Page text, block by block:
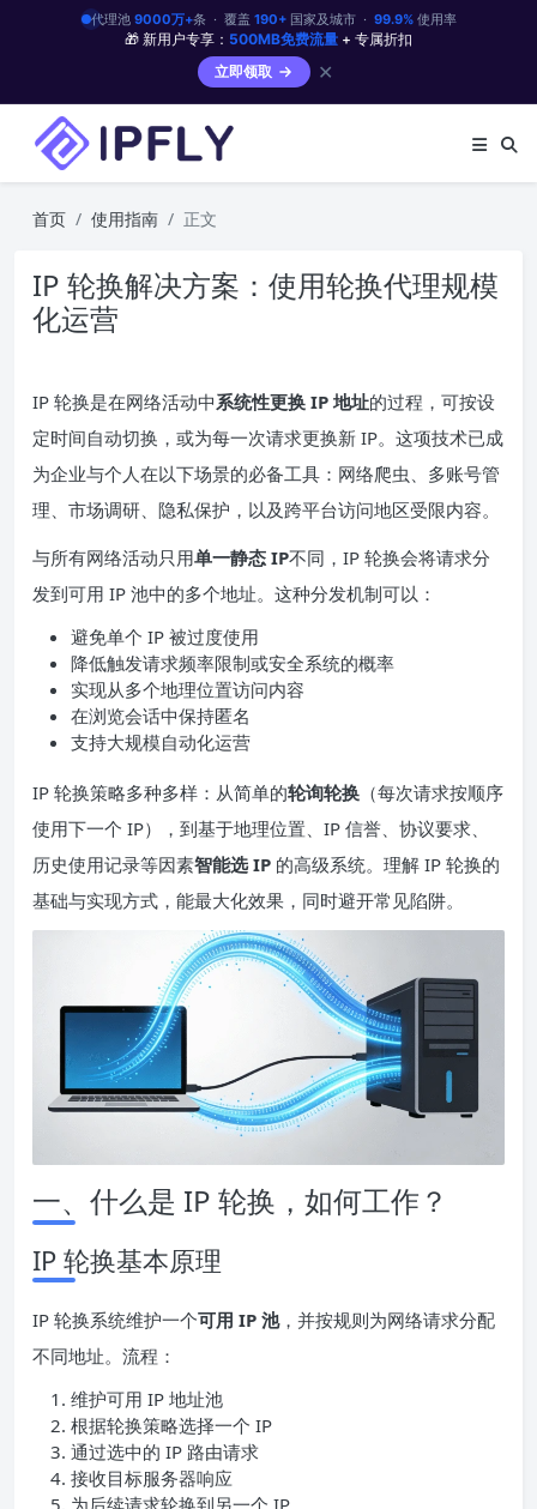
代理池 9000万+条 · 覆盖 190+国家及城市 · 99.9%使用率
🎁 新用户专享： 500MB免费流量 + 专属折扣
立即领取
✕
首页 使用指南 正文
IP 轮换解决方案：使用轮换代理规模
化运营
IP 轮换是在网络活动中系统性更换 IP 地址的过程，可按设
定时间自动切换，或为每一次请求更换新 IP。这项技术已成
为企业与个人在以下场景的必备工具：网络爬虫、多账号管
理、市场调研、隐私保护，以及跨平台访问地区受限内容。
与所有网络活动只用单一静态 IP不同，IP 轮换会将请求分
发到可用 IP 池中的多个地址。这种分发机制可以：
避免单个 IP 被过度使用
降低触发请求频率限制或安全系统的概率
实现从多个地理位置访问内容
在浏览会话中保持匿名
支持大规模自动化运营
IP 轮换策略多种多样：从简单的轮询轮换 （每次请求按顺序
使用下一个 IP），到基于地理位置、IP 信誉、协议要求、
历史使用记录等因素智能选 IP 的高级系统。理解 IP 轮换的
基础与实现方式，能最大化效果，同时避开常见陷阱。
一、什么是 IP 轮换，如何工作？
IP 轮换基本原理
IP 轮换系统维护一个可用 IP 池，并按规则为网络请求分配
不同地址。流程：
维护可用 IP 地址池
根据轮换策略选择一个 IP
通过选中的 IP 路由请求
接收目标服务器响应
为后续请求轮换到另一个 IP